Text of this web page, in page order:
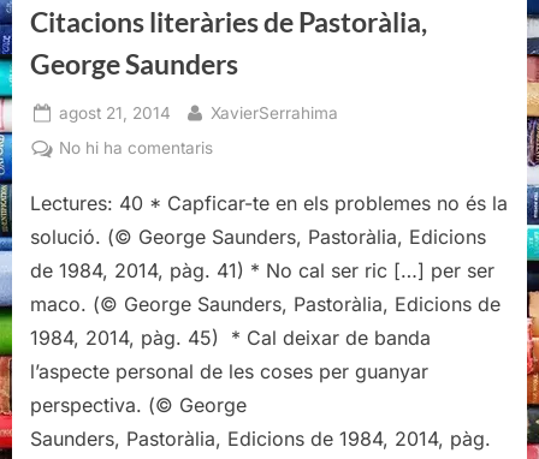
Citacions literàries de Pastoràlia,
George Saunders
Posted
on
agost 21, 2014 By
XavierSerrahima
No hi ha comentarisa
literàries
de
Pastoràlia,
George
Saunders
Lectures: 40 * Capficar-te en els problemes no és la
solució. (© George Saunders, Pastoràlia, Edicions
de 1984, 2014, pàg. 41) * No cal ser ric […] per ser
maco. (© George Saunders, Pastoràlia, Edicions de
1984, 2014, pàg. 45) * Cal deixar de banda
l’aspecte personal de les coses per guanyar
perspectiva. (© George
Saunders, Pastoràlia, Edicions de 1984, 2014, pàg.